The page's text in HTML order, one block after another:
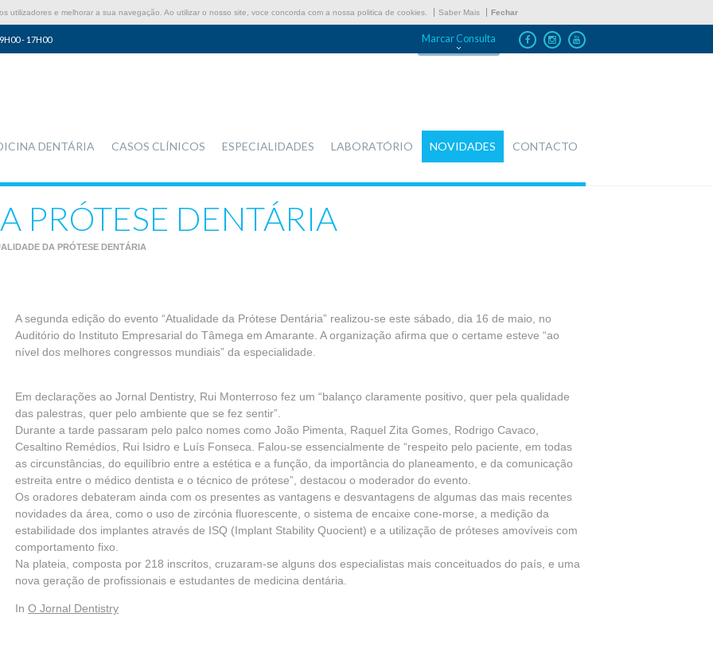
utilizadores e melhorar a sua navegação. Ao utilizar o nosso site, voce concorda com a nossa politica de cookies. Saber Mais Fechar
- 17H00 Marcar Consulta
DENTÁRIA CASOS CLÍNICOS ESPECIALIDADES LABORATÓRIO NOVIDADES CONTACTO
PRÓTESE DENTÁRIA
DA PRÓTESE DENTÁRIA
A segunda edição do evento “Atualidade da Prótese Dentária” realizou-se este sábado, dia 16 de maio, no
Auditório do Instituto Empresarial do Tâmega em Amarante. A organização afirma que o certame esteve “ao
nível dos melhores congressos mundiais” da especialidade.
Em declarações ao Jornal Dentistry, Rui Monterroso fez um “balanço claramente positivo, quer pela qualidade
das palestras, quer pelo ambiente que se fez sentir”.
Durante a tarde passaram pelo palco nomes como João Pimenta, Raquel Zita Gomes, Rodrigo Cavaco,
Cesaltino Remédios, Rui Isidro e Luís Fonseca. Falou-se essencialmente de “respeito pelo paciente, em todas
as circunstâncias, do equilíbrio entre a estética e a função, da importância do planeamento, e da comunicação
estreita entre o médico dentista e o técnico de prótese”, destacou o moderador do evento.
Os oradores debateram ainda com os presentes as vantagens e desvantagens de algumas das mais recentes
novidades da área, como o uso de zircónia fluorescente, o sistema de encaixe cone-morse, a medição da
estabilidade dos implantes através de ISQ (Implant Stability Quocient) e a utilização de próteses amovíveis com
comportamento fixo.
Na plateia, composta por 218 inscritos, cruzaram-se alguns dos especialistas mais conceituados do país, e uma
nova geração de profissionais e estudantes de medicina dentária.
InO Jornal Dentistry